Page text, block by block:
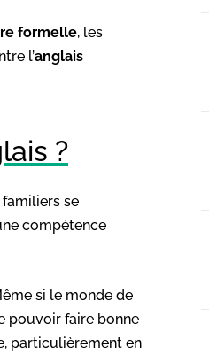
formelle, les
l’anglais
?
se
compétence
si le monde de
pouvoir faire bonne
particulièrement en